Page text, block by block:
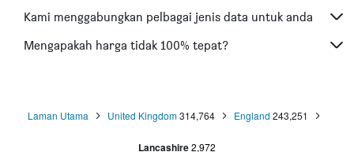
Kami menggabungkan pelbagai jenis data untuk anda
Mengapakah harga tidak 100% tepat?
Laman Utama United Kingdom 314,764 England 243,251
Lancashire2,972